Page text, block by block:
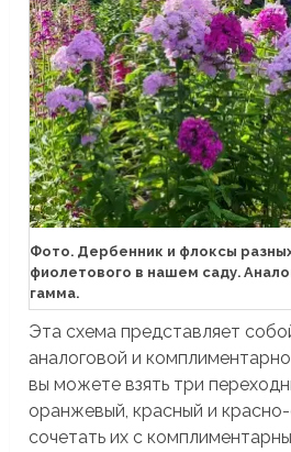
Фото. Дербенник и флоксы
фиолетового в нашем саду.
гамма.
Эта схема представляет
аналоговой и
вы можете взять три
оранжевый, красный и
сочетать их с